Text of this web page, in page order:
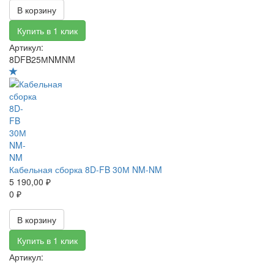
В корзину
Купить в 1 клик
Артикул:
8DFB25МNMNM
Кабельная сборка 8D-FB 30М NM-NM
5 190,00 ₽
0 ₽
В корзину
Купить в 1 клик
Артикул: